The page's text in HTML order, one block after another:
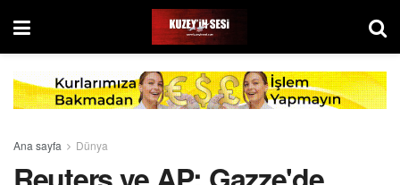
Ana sayfa Dünya